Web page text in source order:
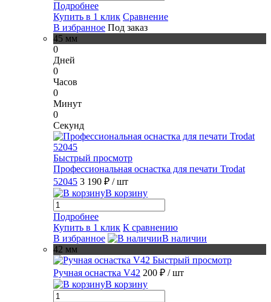
Подробнее
Купить в 1 клик Сравнение
В избранное Под заказ
45 мм
0
Дней
0
Часов
0
Минут
0
Секунд
Быстрый просмотр
Профессиональная оснастка для печати Trodat
52045 3 190 ₽ / шт
В корзину
Подробнее
Купить в 1 клик К сравнению
В избранное
В наличии
42 мм
Быстрый просмотр
Ручная оснастка V42 200 ₽ / шт
В корзину